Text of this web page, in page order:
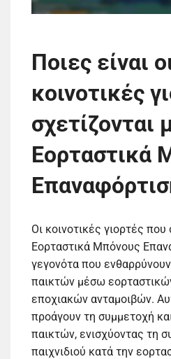
Ποιες είναι
κοινοτικές
σχετίζονται
Εορταστικά
Οι κοινοτικές γιορτές που
Εορταστικά Μπόνους
γεγονότα που
παικτών μέσω
εποχιακών ανταμοιβών.
προάγουν τη συμμετοχή
παικτών, ενισχύοντας τη
παιχνιδιού κατά την